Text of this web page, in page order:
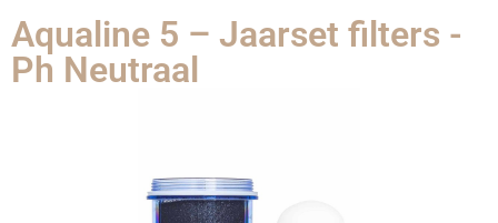
Aqualine 5 – Jaarset filters -
Ph Neutraal